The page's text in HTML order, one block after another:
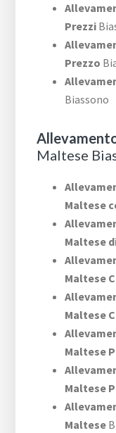
Prezzi
Prezzo
Biassono
Maltese
Maltese
Maltese
Maltese
Maltese
Maltese
Maltese
Maltese